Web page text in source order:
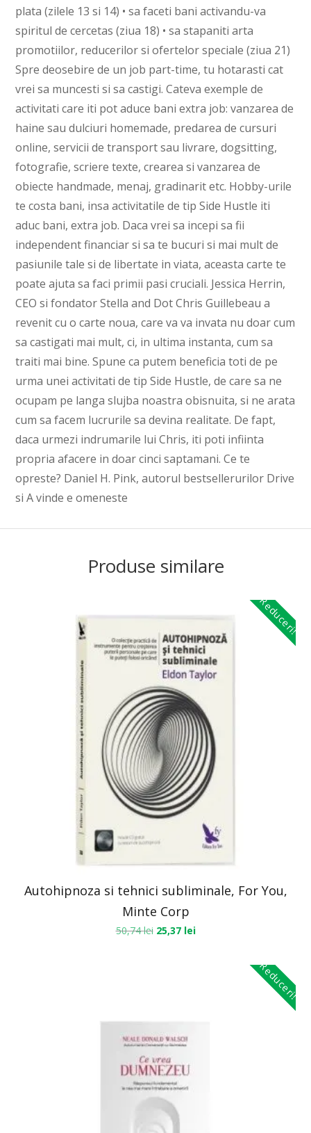
plata (zilele 13 si 14) • sa faceti bani activandu-va
spiritul de cercetas (ziua 18) • sa stapaniti arta
promotiilor, reducerilor si ofertelor speciale (ziua 21)
Spre deosebire de un job part-time, tu hotarasti cat
vrei sa muncesti si sa castigi. Cateva exemple de
activitati care iti pot aduce bani extra job: vanzarea de
haine sau dulciuri homemade, predarea de cursuri
online, servicii de transport sau livrare, dogsitting,
fotografie, scriere texte, crearea si vanzarea de
obiecte handmade, menaj, gradinarit etc. Hobby-urile
te costa bani, insa activitatile de tip Side Hustle iti
aduc bani, extra job. Daca vrei sa incepi sa fii
independent financiar si sa te bucuri si mai mult de
pasiunile tale si de libertate in viata, aceasta carte te
poate ajuta sa faci primii pasi cruciali. Jessica Herrin,
CEO si fondator Stella and Dot Chris Guillebeau a
revenit cu o carte noua, care va va invata nu doar cum
sa castigati mai mult, ci, in ultima instanta, cum sa
traiti mai bine. Spune ca putem beneficia toti de pe
urma unei activitati de tip Side Hustle, de care sa ne
ocupam pe langa slujba noastra obisnuita, si ne arata
cum sa facem lucrurile sa devina realitate. De fapt,
daca urmezi indrumarile lui Chris, iti poti infiinta
propria afacere in doar cinci saptamani. Ce te
opreste? Daniel H. Pink, autorul bestsellerurilor Drive
si A vinde e omeneste
Produse similare
Reduceri!
Autohipnoza si tehnici subliminale, For You,
Minte Corp
50,74lei 25,37 lei
Reduceri!